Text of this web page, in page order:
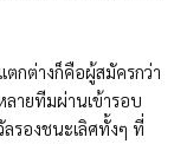
ตกต่างก็คือผู้สมัครกว่า
ายทีมผ่านเข้ารอบ
รองชนะเลิศทั้งๆ ที่